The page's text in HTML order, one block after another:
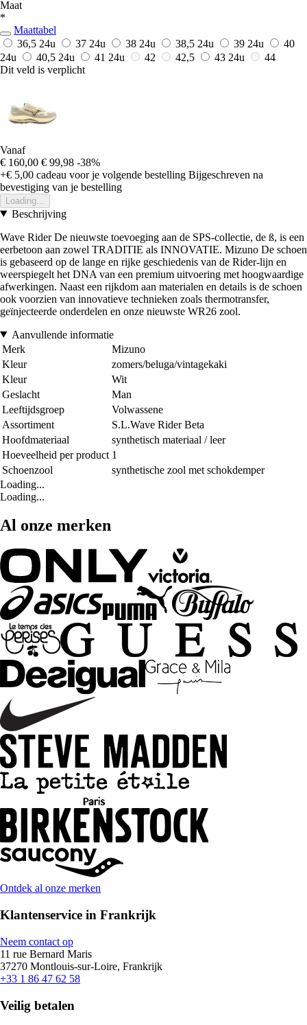
Maat
*
Maattabel
36,5 24u 37 24u 38 24u 38,5 24u 39 24u
40
24u
40,5 24u 41 24u 42 42,5 43 24u
44
Dit veld is verplicht
Vanaf
€ 160,00 € 99,98 -38%
+€ 5,00 cadeau voor je volgende bestelling Bijgeschreven na
bevestiging van je bestelling
Loading...
Beschrijving
Wave Rider De nieuwste toevoeging aan de SPS-collectie, de ß, is een
eerbetoon aan zowel TRADITIE als INNOVATIE. Mizuno De schoen
is gebaseerd op de lange en rijke geschiedenis van de Rider-lijn en
weerspiegelt het DNA van een premium uitvoering met hoogwaardige
afwerkingen. Naast een rijkdom aan materialen en details is de schoen
ook voorzien van innovatieve technieken zoals thermotransfer,
geïnjecteerde onderdelen en onze nieuwste WR26 zool.
Aanvullende informatie
Merk
Mizuno
Kleur
zomers/beluga/vintagekaki
Kleur
Wit
Geslacht
Man
Leeftijdsgroep
Volwassene
Assortiment
S.L.Wave Rider Beta
Hoofdmateriaal
synthetisch materiaal / leer
Hoeveelheid per product 1
Schoenzool
synthetische zool met schokdemper
Loading...
Loading...
Al onze merken
Ontdek al onze merken
Klantenservice in Frankrijk
Neem contact op
11 rue Bernard Maris
37270 Montlouis-sur-Loire, Frankrijk
+33 1 86 47 62 58
Veilig betalen